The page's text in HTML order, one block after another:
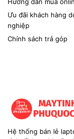
Ưu đãi khách hàng
nghiệp
Chính sách trả góp
Hệ thống bán lẻ